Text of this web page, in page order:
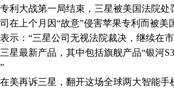
利大战第一局结束，三星被美国法院
在上个月因“故意”侵害苹果专利而被
：“三星公司无视法院裁决，继续在市
星最新产品，其中包括旗舰产品“银河
再诉三星，翻开这场全球两大智能手